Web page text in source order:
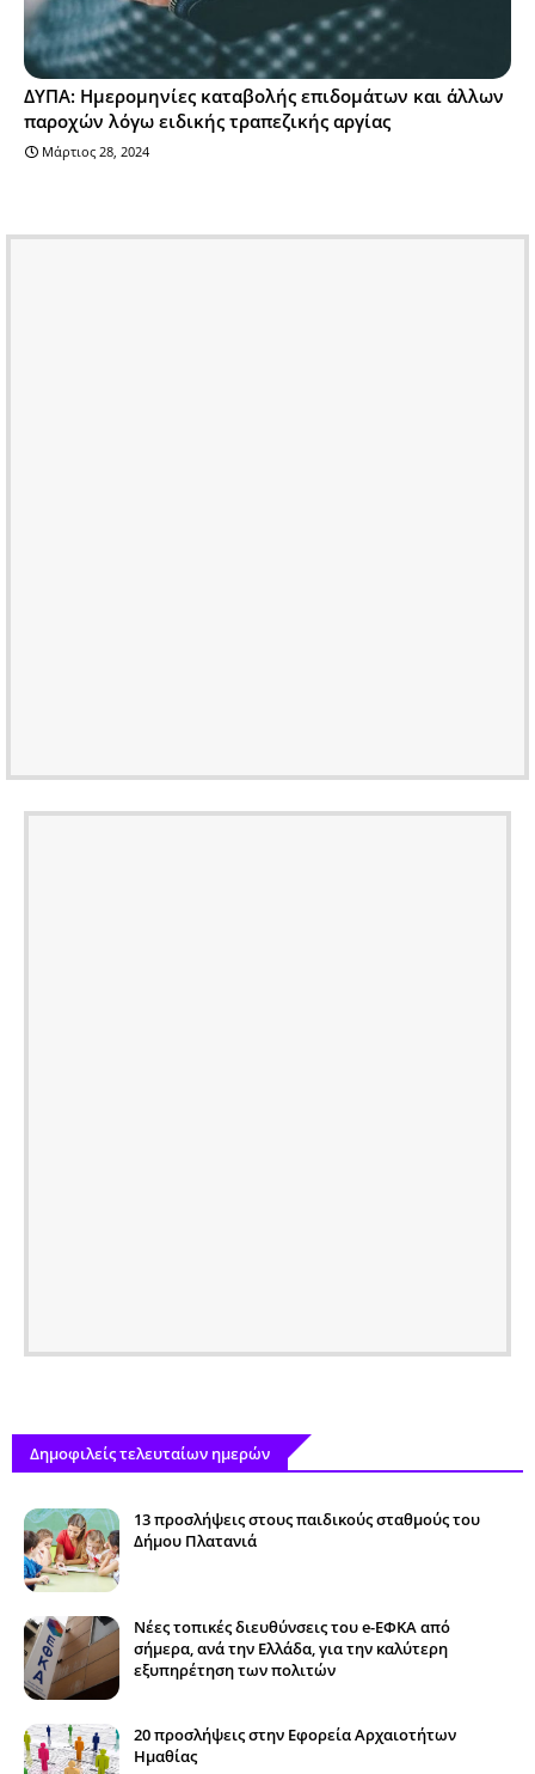
ΔΥΠΑ: Ημερομηνίες καταβολής επιδομάτων και άλλων
παροχών λόγω ειδικής τραπεζικής αργίας
Μάρτιος 28, 2024
Δημοφιλείς τελευταίων ημερών
13 προσλήψεις στους παιδικούς σταθμούς του
Δήμου Πλατανιά
Νέες τοπικές διευθύνσεις του e-ΕΦΚΑ από
σήμερα, ανά την Ελλάδα, για την καλύτερη
εξυπηρέτηση των πολιτών
20 προσλήψεις στην Εφορεία Αρχαιοτήτων
Ημαθίας